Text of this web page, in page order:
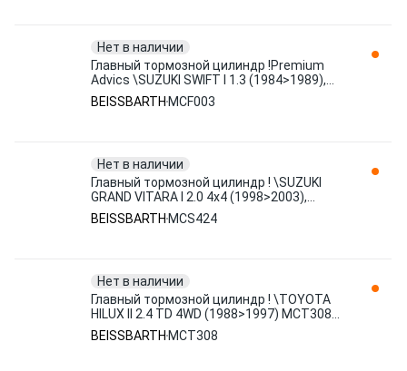
Нет в наличии
Главный тормозной цилиндр !Premium
Advics \SUZUKI SWIFT I 1.3 (1984>1989),
SWIFT II 1.3 (1989>1991), MCF003
BEISSBARTH
BEISSBARTH MCF003
Нет в наличии
Главный тормозной цилиндр ! \SUZUKI
GRAND VITARA I 2.0 4x4 (1998>2003),
GRAND VITARA I 2.0 HDI 110 1 MCS424
BEISSBARTH
BEISSBARTH MCS424
Нет в наличии
Главный тормозной цилиндр ! \TOYOTA
HILUX II 2.4 TD 4WD (1988>1997) MCT308
BEISSBARTH
BEISSBARTH MCT308